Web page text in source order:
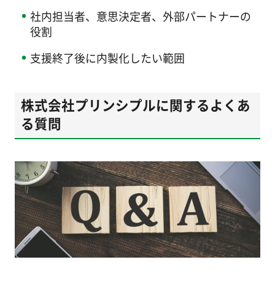
社内担当者、意思決定者、外部パートナーの
役割
支援終了後に内製化したい範囲
株式会社プリンシプルに関するよくあ
る質問